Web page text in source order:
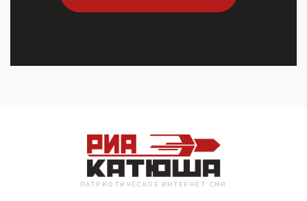
01:09, 10 Апреля 2026
Честно говоря, ситуация с продвижением через
российские крупнейшие СМИ персоны Эррола
Маска (отца Ил...
ПАТРИОТИЧЕСКОЕ ИНТЕРНЕТ СМИ